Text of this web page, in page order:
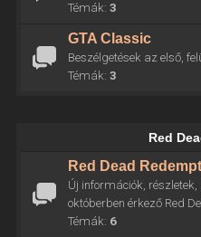
Témák: 3
GTA Classic
Beszélgetések az első,
Témák: 3
Red
Red Dead
Új információk,
októberben érkező Red
Témák: 6